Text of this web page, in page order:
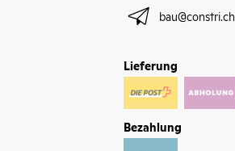
bau@constri.ch
Lieferung
Bezahlung